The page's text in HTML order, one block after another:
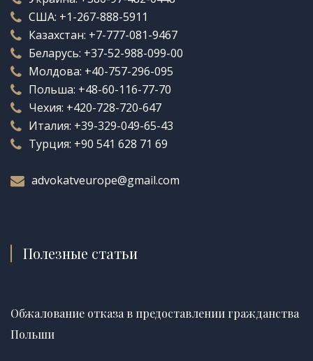
США: +1-267-888-5911
Казахстан: +7-777-081-9467
Беларусь: +37-52-988-099-00
Молдова: +40-757-296-095
Польша: +48-60-116-77-70
Чехия: +420-728-720-647
Италия: +39-329-049-65-43
Турция: +90 541 628 71 69
advokatveurope@gmail.com
Полезные статьи
Обжалование отказа в предоставлении гражданства
Польши